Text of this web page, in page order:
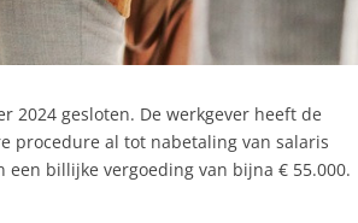
2024 gesloten. De werkgever heeft de
procedure al tot nabetaling van salaris
billijke vergoeding van bijna € 55.000.